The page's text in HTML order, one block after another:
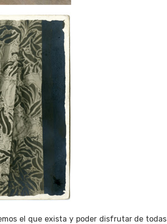
el que exista y poder disfrutar de todas